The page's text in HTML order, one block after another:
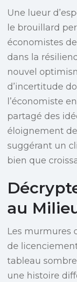
Une lueur
le brouillard
économistes
dans la
nouvel
d’incertitude
l’économiste
partagé des
éloignement
suggérant un
bien que
au
Les murmures
de
tableau
une histoire